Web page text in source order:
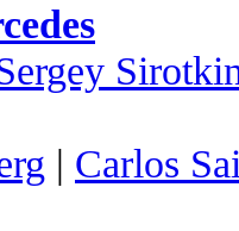
| Carlos